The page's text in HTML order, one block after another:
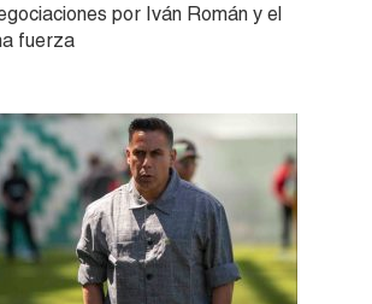
por Iván Román y el
fuerza